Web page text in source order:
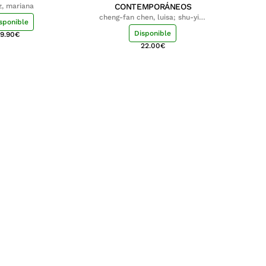
mariana
9.90€
CONTEMPORÁNEOS
cheng-fan chen, luisa; shu-ying
chang, luisa
Disponible
22.00€